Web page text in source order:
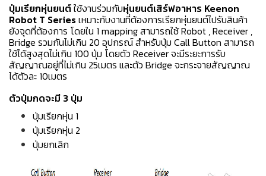
ปุ่มเรียกหุ่นยนต์ใช้งานร่วมกับหุ่นยนต์เสิร์ฟอาหาร Keenon
Robot T Seriesเหมาะกับงานที่ต้องการเรียกหุ่นยนต์ไปรับสินค้า
ยังจุดที่ต้องการ โดยใน 1 mapping สามารถใช้ Robot , Receiver ,
Bridge รวมกันไม่เกิน 20 อุปกรณ์ สำหรับปุ่ม Call Button สามารถ
ใช้ได้สูงสุดไม่เกิน 100 ปุ่ม โดยตัว Receiver จะมีระยะการรับ
สัญญาณอยู่ที่ไม่เกิน 25เมตร และตัว Bridge จะกระจายสัญญาณ
ได้ตัวละ 10เมตร
ตัวปุ่มกดจะมี 3 ปุ่ม
ปุ่มเรียกหุ่น 1
ปุ่มเรียกหุ่น 2
ปุ่มยกเลิก